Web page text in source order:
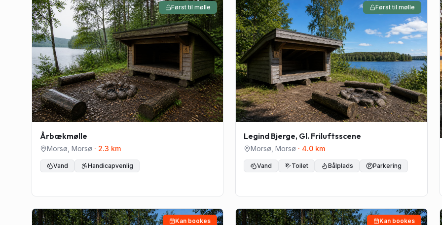
Først til mølle
Årbækmølle
Morsø Morsø · 2.3 km
Vand Handicapvenlig
Først til mølle
Legind Bjerge, Gl. Friluftsscene
Morsø ,Morsø · 4.0 km
Vand Toilet Bålplads Parkering
Kan bookes Kan bookes